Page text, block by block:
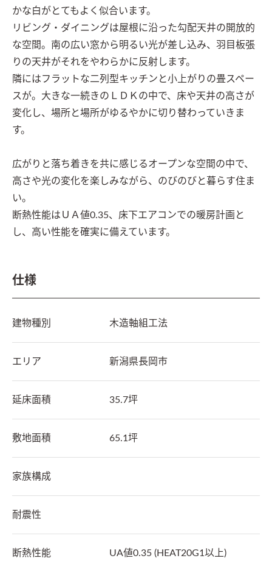
かな白がとてもよく似合います。
リビング・ダイニングは屋根に沿った勾配天井の開放的
な空間。南の広い窓から明るい光が差し込み、羽目板張
りの天井がそれをやわらかに反射します。
隣にはフラットな二列型キッチンと小上がりの畳スペー
スが。大きな一続きのＬＤＫの中で、床や天井の高さが
変化し、場所と場所がゆるやかに切り替わっていきま
す。
広がりと落ち着きを共に感じるオープンな空間の中で、
高さや光の変化を楽しみながら、のびのびと暮らす住ま
い。
断熱性能はＵＡ値0.35、床下エアコンでの暖房計画と
し、高い性能を確実に備えています。
仕様
建物種別 木造軸組工法
エリア 新潟県長岡市
延床面積 35.7坪
敷地面積 65.1坪
家族構成
耐震性
断熱性能 UA値0.35 (HEAT20G1以上)